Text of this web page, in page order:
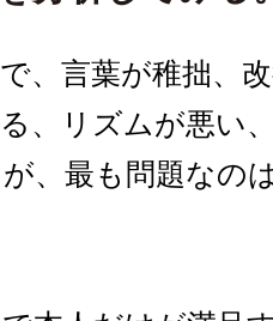
、言葉が稚拙、
、リズムが悪い
、最も問題なの